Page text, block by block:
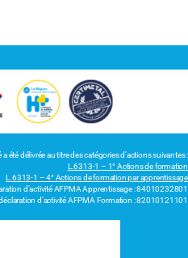
été délivrée au titre des catégories d’actions suivantes :
L.6313-1 – 1° Actions de formation
L.6313-1 – 4° Actions de formation par apprentissage
d’activité AFPMA Apprentissage : 84010232801
d’activité AFPMA Formation : 82010121101